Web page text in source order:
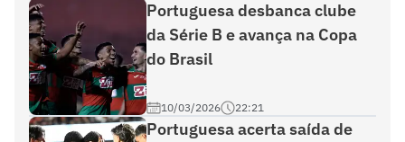
Portuguesa desbanca clube
da Série B e avança na Copa
do Brasil
10/03/2026 22:21
Portuguesa acerta saída de